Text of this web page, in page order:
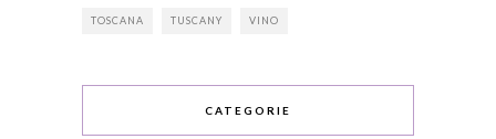
TOSCANA TUSCANY VINO
CATEGORIE